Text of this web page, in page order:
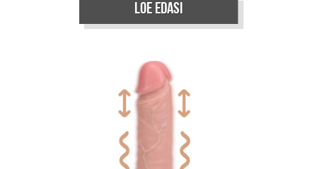
Loe edasi